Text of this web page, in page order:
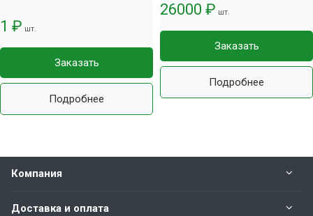
1 ₽ шт.
Заказать
Подробнее
26000 ₽ шт.
Заказать
Подробнее
Компания
Доставка и оплата